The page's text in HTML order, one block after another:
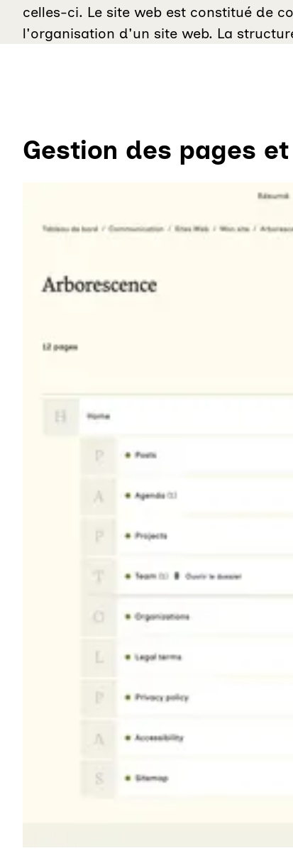
celles-ci. Le site web est constitué de
l'organisation d'un site web. La
Gestion des pages